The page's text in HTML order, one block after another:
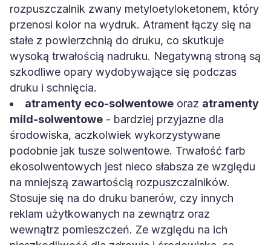
rozpuszczalnik zwany metyloetyloketonem, który
przenosi kolor na wydruk. Atrament łączy się na
stałe z powierzchnią do druku, co skutkuje
wysoką trwałością nadruku. Negatywną stroną są
szkodliwe opary wydobywające się podczas
druku i schnięcia.
atramenty eco-solwentowe oraz atramenty
mild-solwentowe - bardziej przyjazne dla
środowiska, aczkolwiek wykorzystywane
podobnie jak tusze solwentowe. Trwałość farb
ekosolwentowych jest nieco słabsza ze względu
na mniejszą zawartością rozpuszczalników.
Stosuje się na do druku banerów, czy innych
reklam użytkowanych na zewnątrz oraz
wewnątrz pomieszczeń. Ze względu na ich